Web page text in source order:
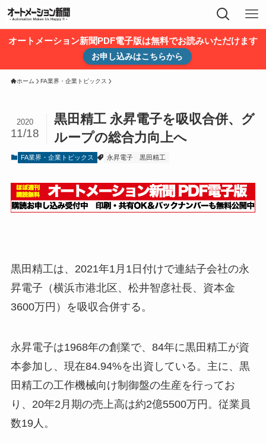
オートメーション新聞PDF電子版は無料でお読みいただけます
お申し込みはこちらから
ホーム FA業界・企業トピックス
黒田精工 永昇電子を吸収合併、グ
ループの総合力向上へ
2020
11/18
FA業界・企業トピックス 永昇電子 黒田精工
黒田精工は、2021年1月1日付けで連結子会社の永
昇電子（横浜市港北区、松井智彦社長、資本金
3600万円）を吸収合併する。
永昇電子は1968年の創業で、84年に黒田精工が資
本参加し、現在84.94%を出資している。主に、黒
田精工の工作機械向け制御盤の生産を行ってお
り、20年2月期の売上高は約2億5500万円。従業員
数19人。